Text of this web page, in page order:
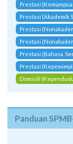
Prestasi
Prestasi (Akademik
Prestasi
Prestasi
Prestasi (Bahasa,
Prestasi
Domisili
Panduan